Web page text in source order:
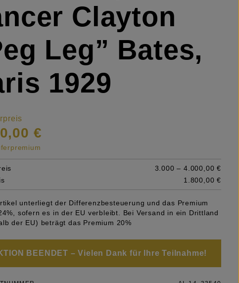
Clayton
Leg” Bates,
1929
€
3.000 – 4.000,00 €
1.800,00 €
unterliegt der Differenzbesteuerung und das Premium
sofern es in der EU verbleibt. Bei Versand in ein Drittland
der EU) beträgt das Premium 20%
BEENDET – Vielen Dank für Ihre Teilnahme!